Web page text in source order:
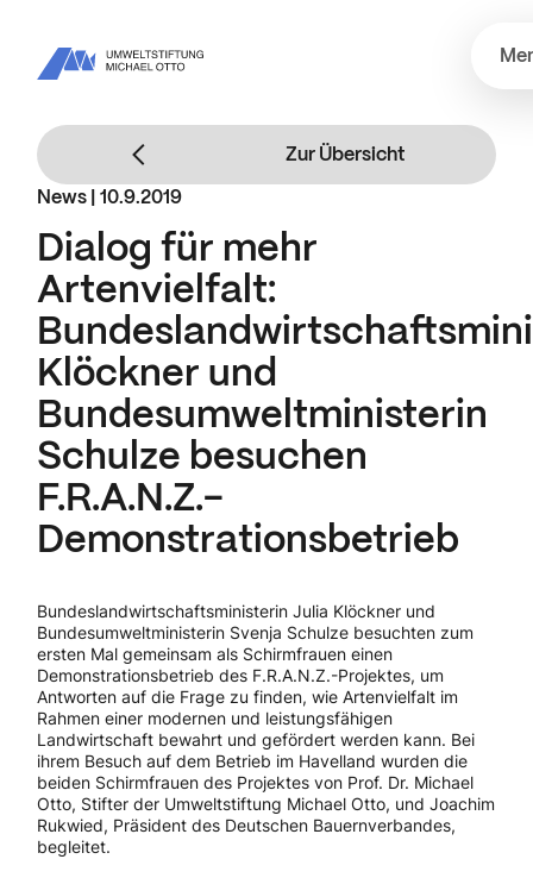
News | 10.9.2019
Dialog für mehr
Artenvielfalt:
Klöckner und
Bundesumweltministerin
Schulze besuchen
F.R.A.N.Z.-
Demonstrationsbetrieb
Bundeslandwirtschaftsministerin Julia Klöckner und
Bundesumweltministerin Svenja Schulze besuchten zum
ersten Mal gemeinsam als Schirmfrauen einen
Demonstrationsbetrieb des F.R.A.N.Z.-Projektes, um
Antworten auf die Frage zu finden, wie Artenvielfalt im
Rahmen einer modernen und leistungsfähigen
Landwirtschaft bewahrt und gefördert werden kann. Bei
ihrem Besuch auf dem Betrieb im Havelland wurden die
beiden Schirmfrauen des Projektes von Prof. Dr. Michael
Otto, Stifter der Umweltstiftung Michael Otto, und Joachim
Rukwied, Präsident des Deutschen Bauernverbandes,
begleitet.
Zur Übersicht